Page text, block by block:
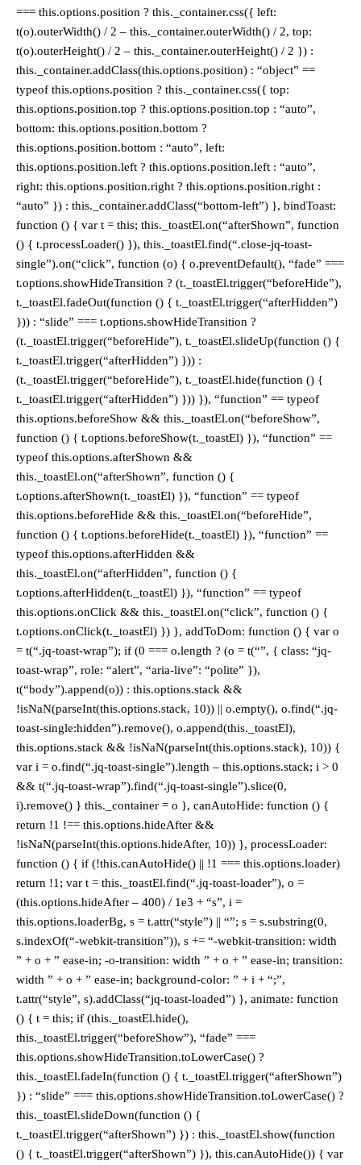
=== this.options.position ? this._container.css({ left:
t(o).outerWidth() / 2 – this._container.outerWidth() / 2, top:
t(o).outerHeight() / 2 – this._container.outerHeight() / 2 }) :
this._container.addClass(this.options.position) : “object” ==
typeof this.options.position ? this._container.css({ top:
this.options.position.top ? this.options.position.top : “auto”,
bottom: this.options.position.bottom ?
this.options.position.bottom : “auto”, left:
this.options.position.left ? this.options.position.left : “auto”,
right: this.options.position.right ? this.options.position.right :
“auto” }) : this._container.addClass(“bottom-left”) }, bindToast:
function () { var t = this; this._toastEl.on(“afterShown”, function
() { t.processLoader() }), this._toastEl.find(“.close-jq-toast-
single”).on(“click”, function (o) { o.preventDefault(), “fade” ===
t.options.showHideTransition ? (t._toastEl.trigger(“beforeHide”),
t._toastEl.fadeOut(function () { t._toastEl.trigger(“afterHidden”)
})) : “slide” === t.options.showHideTransition ?
(t._toastEl.trigger(“beforeHide”), t._toastEl.slideUp(function () {
t._toastEl.trigger(“afterHidden”) })) :
(t._toastEl.trigger(“beforeHide”), t._toastEl.hide(function () {
t._toastEl.trigger(“afterHidden”) })) }), “function” == typeof
this.options.beforeShow && this._toastEl.on(“beforeShow”,
function () { t.options.beforeShow(t._toastEl) }), “function” ==
typeof this.options.afterShown &&
this._toastEl.on(“afterShown”, function () {
t.options.afterShown(t._toastEl) }), “function” == typeof
this.options.beforeHide && this._toastEl.on(“beforeHide”,
function () { t.options.beforeHide(t._toastEl) }), “function” ==
typeof this.options.afterHidden &&
this._toastEl.on(“afterHidden”, function () {
t.options.afterHidden(t._toastEl) }), “function” == typeof
this.options.onClick && this._toastEl.on(“click”, function () {
t.options.onClick(t._toastEl) }) }, addToDom: function () { var o
= t(“.jq-toast-wrap”); if (0 === o.length ? (o = t(“”, { class: “jq-
toast-wrap”, role: “alert”, “aria-live”: “polite” }),
t(“body”).append(o)) : this.options.stack &&
!isNaN(parseInt(this.options.stack, 10)) || o.empty(), o.find(“.jq-
toast-single:hidden”).remove(), o.append(this._toastEl),
this.options.stack && !isNaN(parseInt(this.options.stack), 10)) {
var i = o.find(“.jq-toast-single”).length – this.options.stack; i > 0
&& t(“.jq-toast-wrap”).find(“.jq-toast-single”).slice(0,
i).remove() } this._container = o }, canAutoHide: function () {
return !1 !== this.options.hideAfter &&
!isNaN(parseInt(this.options.hideAfter, 10)) }, processLoader:
function () { if (!this.canAutoHide() || !1 === this.options.loader)
return !1; var t = this._toastEl.find(“.jq-toast-loader”), o =
(this.options.hideAfter – 400) / 1e3 + “s”, i =
this.options.loaderBg, s = t.attr(“style”) || “”; s = s.substring(0,
s.indexOf(“-webkit-transition”)), s += “-webkit-transition: width
” + o + ” ease-in; -o-transition: width ” + o + ” ease-in; transition:
width ” + o + ” ease-in; background-color: ” + i + “;”,
t.attr(“style”, s).addClass(“jq-toast-loaded”) }, animate: function
() { t = this; if (this._toastEl.hide(),
this._toastEl.trigger(“beforeShow”), “fade” ===
this.options.showHideTransition.toLowerCase() ?
this._toastEl.fadeIn(function () { t._toastEl.trigger(“afterShown”)
}) : “slide” === this.options.showHideTransition.toLowerCase() ?
this._toastEl.slideDown(function () {
t._toastEl.trigger(“afterShown”) }) : this._toastEl.show(function
() { t._toastEl.trigger(“afterShown”) }), this.canAutoHide()) { var